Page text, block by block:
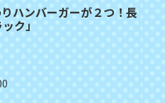
ハンバーガーが２つ！長
ク」